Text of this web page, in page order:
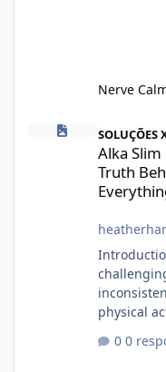
Nerve
Alka Slim Reviews
SOLUÇÕES
Alka
Truth
physical
for dietary
0